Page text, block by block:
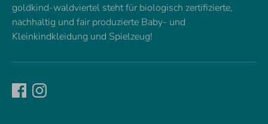
goldkind-waldviertel steht für biologisch zertifizierte,
nachhaltig und fair produzierte Baby- und
Kleinkindkleidung und Spielzeug!